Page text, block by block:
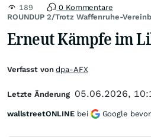
ROUNDUP 2/Trotz Waffenruhe-
189 0 Kommentare
Erneut Kämpfe im
Verfasst vondpa-AFX
Letzte Änderung 05.06.2026,
wallstreetONLINE bei Google